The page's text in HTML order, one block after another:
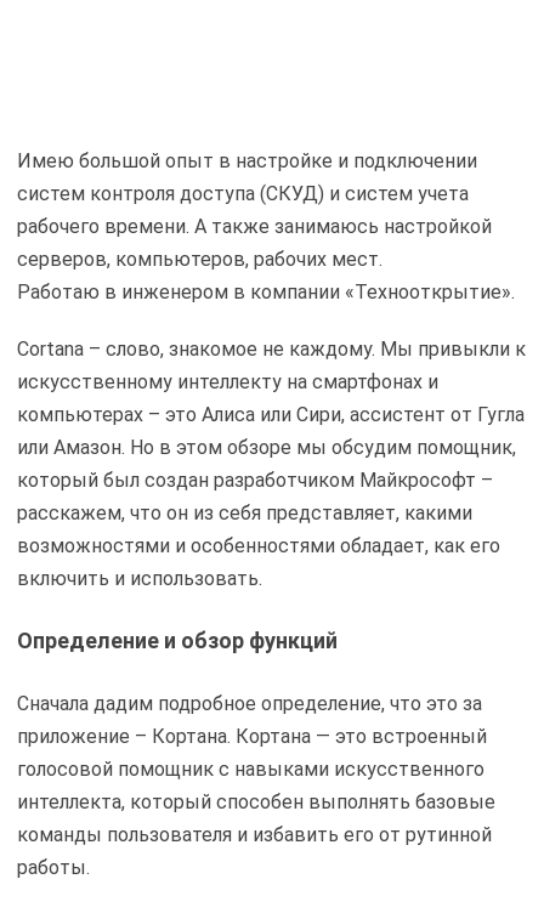
Имею большой опыт в настройке и подключении
систем контроля доступа (СКУД) и систем учета
рабочего времени. А также занимаюсь настройкой
серверов, компьютеров, рабочих мест.
Работаю в инженером в компании «Технооткрытие».
Cortana – слово, знакомое не каждому. Мы привыкли к
искусственному интеллекту на смартфонах и
компьютерах – это Алиса или Сири, ассистент от Гугла
или Амазон. Но в этом обзоре мы обсудим помощник,
который был создан разработчиком Майкрософт –
расскажем, что он из себя представляет, какими
возможностями и особенностями обладает, как его
включить и использовать.
Определение и обзор функций
Сначала дадим подробное определение, что это за
приложение – Кортана. Кортана — это встроенный
голосовой помощник с навыками искусственного
интеллекта, который способен выполнять базовые
команды пользователя и избавить его от рутинной
работы.